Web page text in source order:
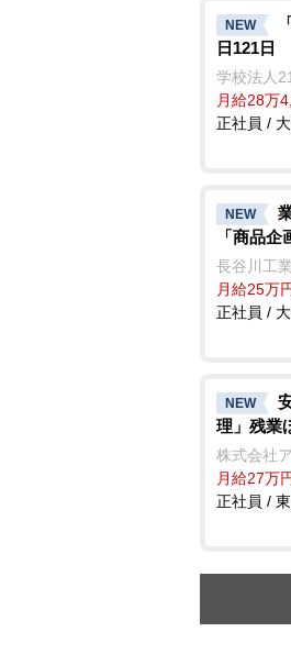
NEW
日121日
学校法人
月給28万
正社員 /
NEW
「商品企
長谷川工
月給25万
正社員 /
NEW
理」残業
株式会社
月給27万
正社員 /